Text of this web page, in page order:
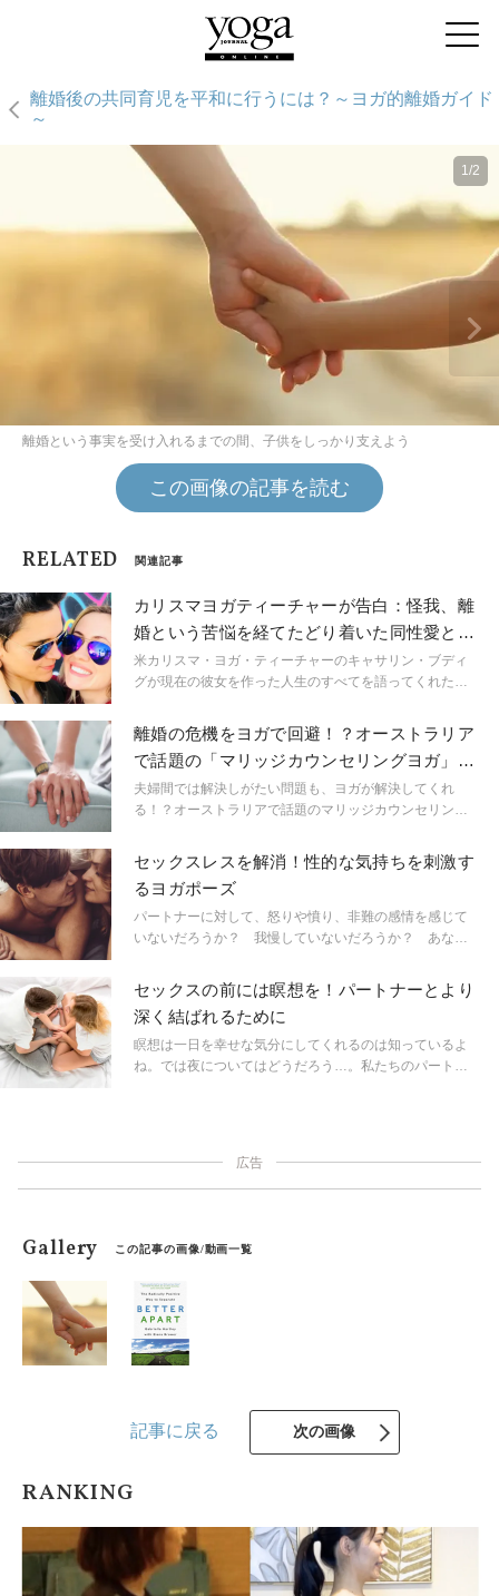
離婚後の共同育児を平和に行うには？～ヨガ的離婚ガイド
～
1/2
離婚という事実を受け入れるまでの間、子供をしっかり支えよう
この画像の記事を読む
RELATED 関連記事
カリスマヨガティーチャーが告白：怪我、離
婚という苦悩を経てたどり着いた同性愛とい
う幸せ
米カリスマ・ヨガ・ティーチャーのキャサリン・ブディ
グが現在の彼女を作った人生のすべてを語ってくれた。
離婚の危機をヨガで回避！？オーストラリア
で話題の「マリッジカウンセリングヨガ」と
は
夫婦間では解決しがたい問題も、ヨガが解決してくれ
る！？オーストラリアで話題のマリッジカウンセリング
相手への理解が増すと人気です。なぜなのでしょうか？
セックスレスを解消！性的な気持ちを刺激す
るヨガポーズ
パートナーに対して、怒りや憤り、非難の感情を感じて
いないだろうか？ 我慢していないだろうか？ あなた
ら、チャクラのパワーを借りてみよう。ヨガ指導者ジゼ
ル・マリが、あなたが前に進むのを手助けする方法を教
えてくれた。
セックスの前には瞑想を！パートナーとより
深く結ばれるために
瞑想は一日を幸せな気分にしてくれるのは知っているよ
ね。では夜についてはどうだろう…。私たちのパートナ
広告
Gallery この記事の画像/動画一覧
記事に戻る 次の画像
RANKING